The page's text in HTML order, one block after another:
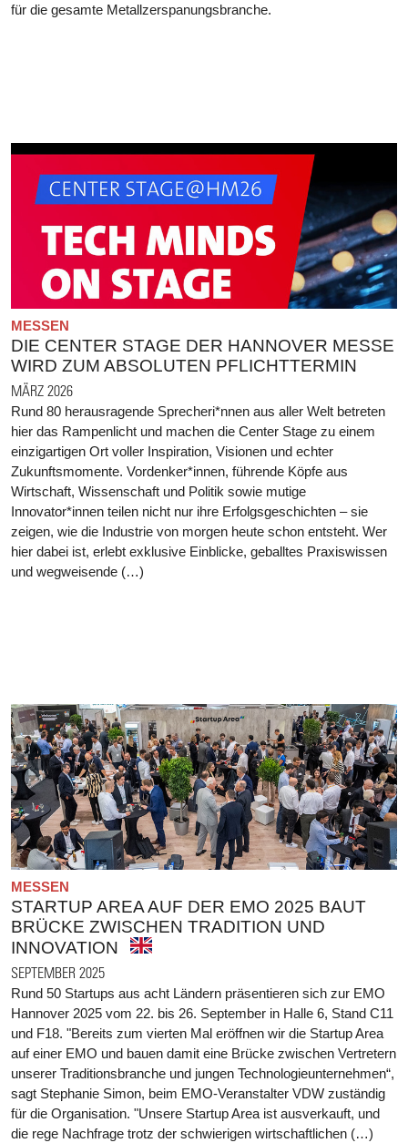
für die gesamte Metallzerspanungsbranche.
MESSEN
DIE CENTER STAGE DER HANNOVER MESSE
WIRD ZUM ABSOLUTEN PFLICHTTERMIN
MÄRZ 2026
Rund 80 herausragende Sprecheri*nnen aus aller Welt betreten
hier das Rampenlicht und machen die Center Stage zu einem
einzigartigen Ort voller Inspiration, Visionen und echter
Zukunftsmomente. Vordenker*innen, führende Köpfe aus
Wirtschaft, Wissenschaft und Politik sowie mutige
Innovator*innen teilen nicht nur ihre Erfolgsgeschichten – sie
zeigen, wie die Industrie von morgen heute schon entsteht. Wer
hier dabei ist, erlebt exklusive Einblicke, geballtes Praxiswissen
und wegweisende (…)
MESSEN
STARTUP AREA AUF DER EMO 2025 BAUT
BRÜCKE ZWISCHEN TRADITION UND
INNOVATION
SEPTEMBER 2025
Rund 50 Startups aus acht Ländern präsentieren sich zur EMO
Hannover 2025 vom 22. bis 26. September in Halle 6, Stand C11
und F18. "Bereits zum vierten Mal eröffnen wir die Startup Area
auf einer EMO und bauen damit eine Brücke zwischen Vertretern
unserer Traditionsbranche und jungen Technologieunternehmen“,
sagt Stephanie Simon, beim EMO-Veranstalter VDW zuständig
für die Organisation. "Unsere Startup Area ist ausverkauft, und
die rege Nachfrage trotz der schwierigen wirtschaftlichen (…)